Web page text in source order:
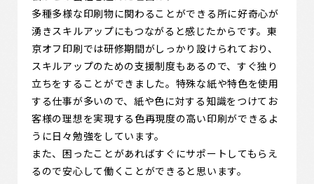
多種多様な印刷物に関わることができる所に好奇心が
湧きスキルアップにもつながると感じたからです。東
京オフ印刷では研修期間がしっかり設けられており、
スキルアップのための支援制度もあるので、すぐ独り
立ちをすることができました。特殊な紙や特色を使用
する仕事が多いので、紙や色に対する知識をつけてお
客様の理想を実現する色再現度の高い印刷ができるよ
うに日々勉強をしています。
また、困ったことがあればすぐにサポートしてもらえ
るので安心して働くことができると思います。